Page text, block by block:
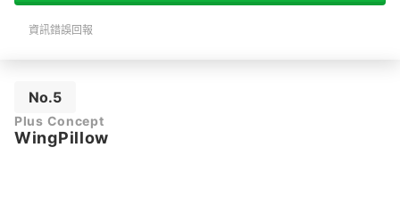
資訊錯誤回報
No.5
Plus Concept
WingPillow